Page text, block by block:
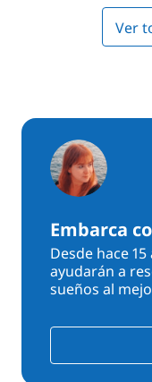
Ver
Embarca
Desde hace
ayudarán a
sueños al